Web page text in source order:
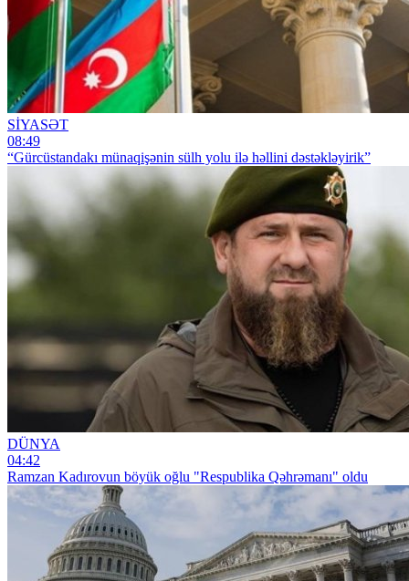
SİYASƏT
08:49
“Gürcüstandakı münaqişənin sülh yolu ilə həllini dəstəkləyirik”
DÜNYA
04:42
Ramzan Kadırovun böyük oğlu "Respublika Qəhrəmanı" oldu